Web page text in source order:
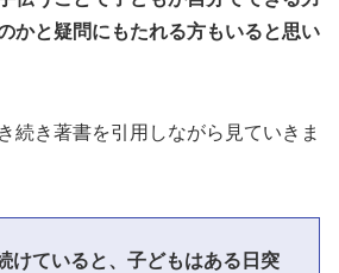
かと疑問にもたれる方もいると思い
続き著書を引用しながら見ていきま
けていると、子どもはある日突